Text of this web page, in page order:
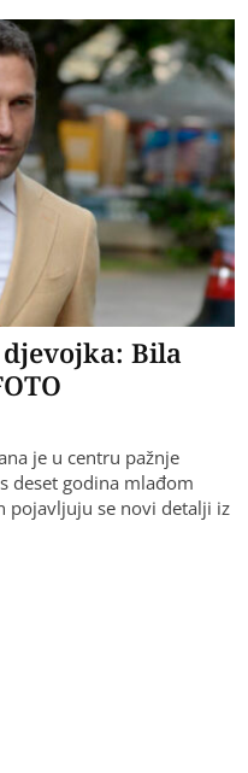
Bila
je u centru pažnje
deset godina mlađom
pojavljuju se novi detalji iz